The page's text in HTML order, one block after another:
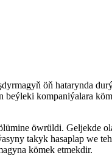
öň hatarynda
kompaniýalara
öwrüldi. Geljekde
takyk hasaplap we
kömek etmekdir.